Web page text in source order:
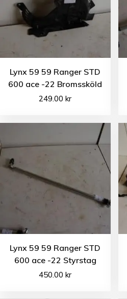
Lynx 59 59 Ranger STD
600 ace -22 Bromssköld
249.00kr
Lynx 59 59 Ranger STD
600 ace -22 Styrstag
450.00kr